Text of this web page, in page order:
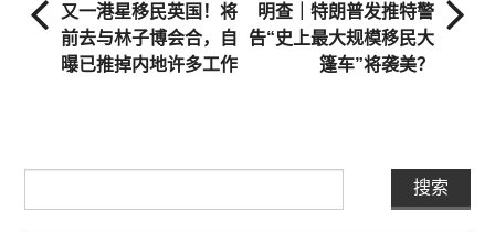
又一港星移民英国！将
前去与林子博会合，自
曝已推掉内地许多工作
明查｜特朗普发推特警
告“史上最大规模移民大
篷车”将袭美？